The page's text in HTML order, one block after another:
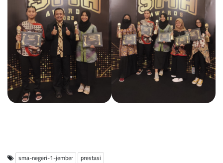
sma-negeri-1-jember prestasi